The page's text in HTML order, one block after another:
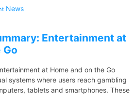
News
Entertainment at
Go
at Home and on the Go
systems where users reach gambling
tablets and smartphones. These